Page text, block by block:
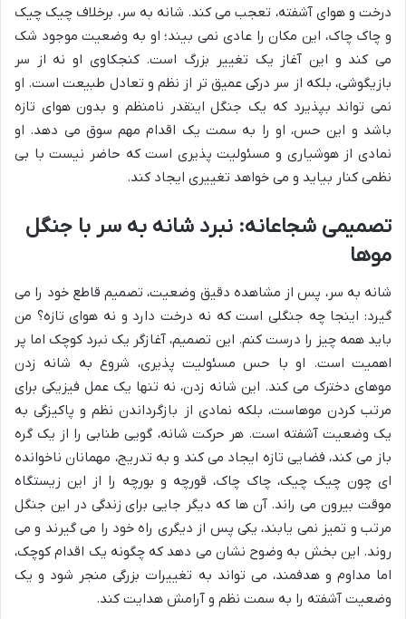
درخت و هوای آشفته، تعجب می کند. شانه به سر، برخلاف چیک چیک
و چاک چاک، این مکان را عادی نمی بیند؛ او به وضعیت موجود شک
می کند و این آغاز یک تغییر بزرگ است. کنجکاوی او نه از سر
بازیگوشی، بلکه از سر درکی عمیق تر از نظم و تعادل طبیعت است. او
نمی تواند بپذیرد که یک جنگل اینقدر نامنظم و بدون هوای تازه
باشد و این حس، او را به سمت یک اقدام مهم سوق می دهد. او
نمادی از هوشیاری و مسئولیت پذیری است که حاضر نیست با بی
نظمی کنار بیاید و می خواهد تغییری ایجاد کند.
تصمیمی شجاعانه: نبرد شانه به سر با جنگل
موها
شانه به سر، پس از مشاهده دقیق وضعیت، تصمیم قاطع خود را می
گیرد: اینجا چه جنگلی است که نه درخت دارد و نه هوای تازه؟ من
باید همه چیز را درست کنم. این تصمیم، آغازگر یک نبرد کوچک اما پر
اهمیت است. او با حس مسئولیت پذیری، شروع به شانه زدن
موهای دخترک می کند. این شانه زدن، نه تنها یک عمل فیزیکی برای
مرتب کردن موهاست، بلکه نمادی از بازگرداندن نظم و پاکیزگی به
یک وضعیت آشفته است. هر حرکت شانه، گویی طنابی را از یک گره
باز می کند، فضایی تازه ایجاد می کند و به تدریج، مهمانان ناخوانده
ای چون چیک چیک، چاک چاک، قورچه و بورچه را از این زیستگاه
موقت بیرون می راند. آن ها که دیگر جایی برای زندگی در این جنگل
مرتب و تمیز نمی یابند، یکی پس از دیگری راه خود را می گیرند و می
روند. این بخش به وضوح نشان می دهد که چگونه یک اقدام کوچک،
اما مداوم و هدفمند، می تواند به تغییرات بزرگی منجر شود و یک
وضعیت آشفته را به سمت نظم و آرامش هدایت کند.